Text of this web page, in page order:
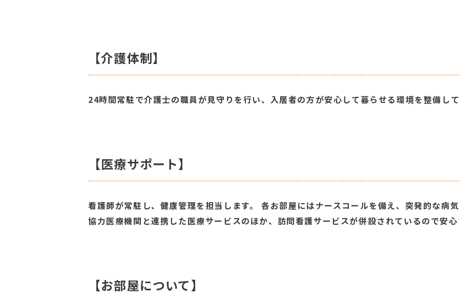
【介護体制】
24時間常駐で介護士の職員が見守りを行い、入居者の方が安心して暮らせる環境を整備して
【医療サポート】
看護師が常駐し、健康管理を担当します。 各お部屋にはナースコールを備え、突発的な病
協力医療機関と連携した医療サービスのほか、訪問看護サービスが併設されているので安心
【お部屋について】